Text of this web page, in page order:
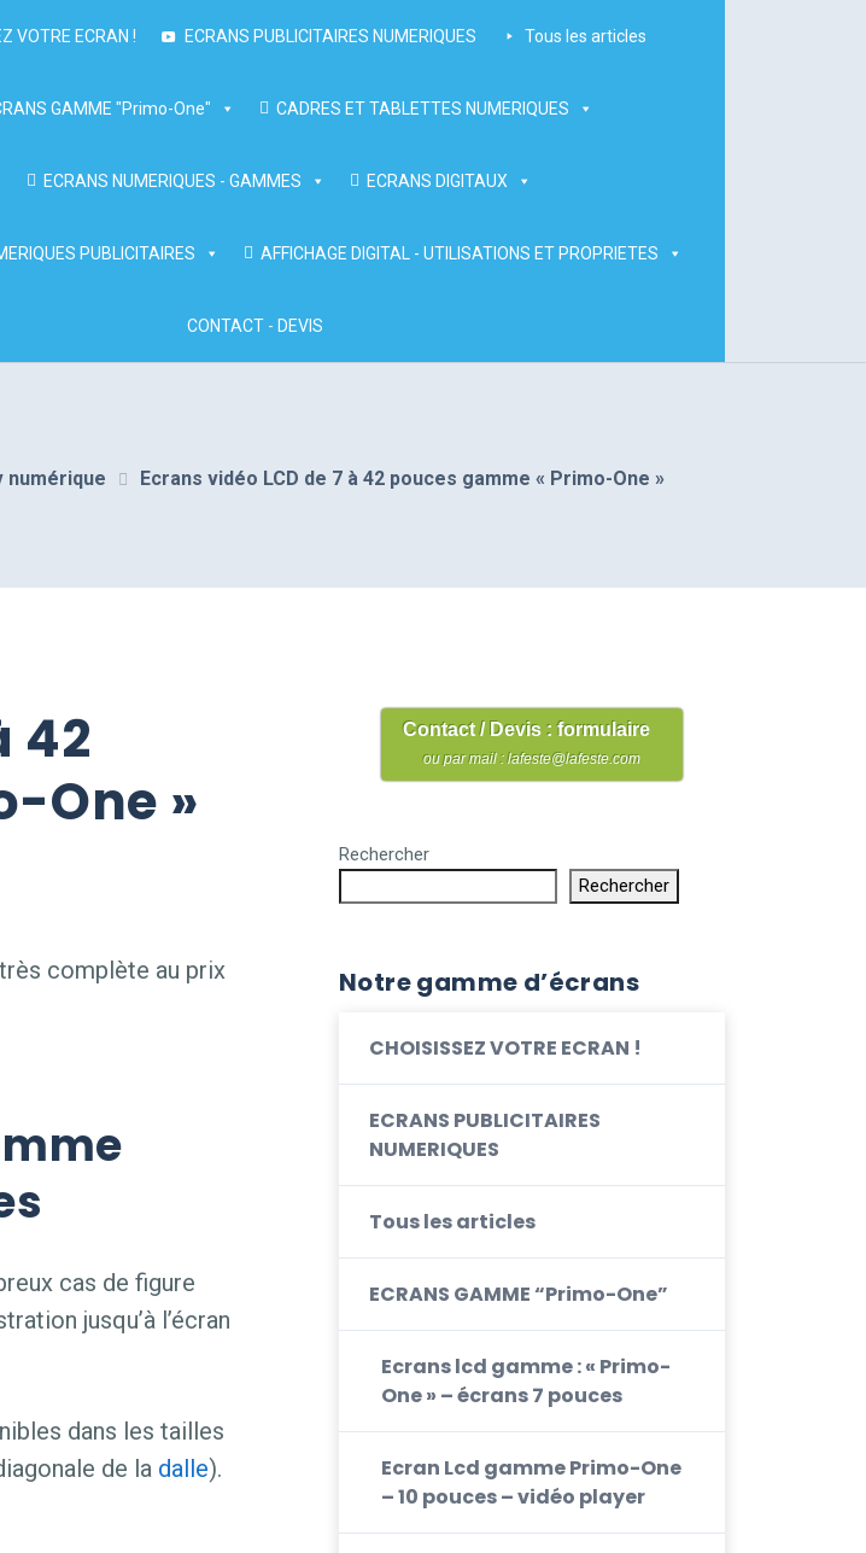
VOTRE ECRAN ! ECRANS PUBLICITAIRES NUMERIQUES Tous les articles
GAMME "Primo-One" CADRES ET TABLETTES NUMERIQUES
ECRANS NUMERIQUES - GAMMES ECRANS DIGITAUX
PUBLICITAIRES AFFICHAGE DIGITAL - UTILISATIONS ET PROPRIETES
CONTACT - DEVIS
numérique Ecrans vidéo LCD de 7 à 42 pouces gamme « Primo-One »
42
One »
complète au prix
cas de figure
jusqu’à l’écran
dans les tailles
de la dalle).
Contact / Devis : formulaire
ou par mail : lafeste@lafeste.com
Rechercher
Rechercher
Notre gamme d’écrans
CHOISISSEZ VOTRE ECRAN !
ECRANS PUBLICITAIRES
NUMERIQUES
Tous les articles
ECRANS GAMME “Primo-One”
Ecrans lcd gamme : « Primo-
One » – écrans 7 pouces
Ecran Lcd gamme Primo-One
– 10 pouces – vidéo player